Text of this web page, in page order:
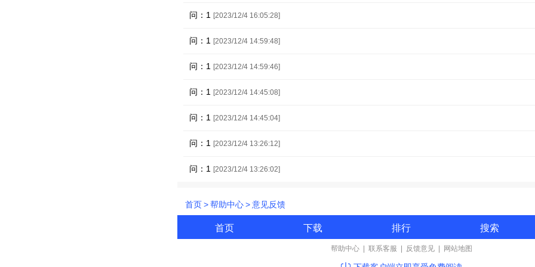
问：1 [2023/12/4 16:05:28]
问：1 [2023/12/4 14:59:48]
问：1 [2023/12/4 14:59:46]
问：1 [2023/12/4 14:45:08]
问：1 [2023/12/4 14:45:04]
问：1 [2023/12/4 13:26:12]
问：1 [2023/12/4 13:26:02]
首页>帮助中心>意见反馈
首页 下载 排行 搜索
帮助中心 联系客服 反馈意见 网站地图